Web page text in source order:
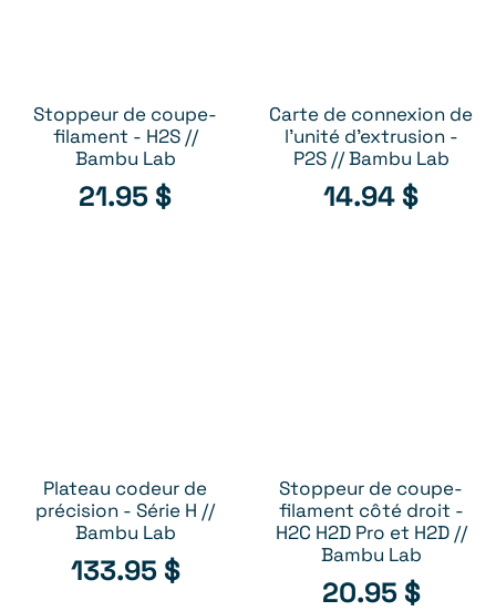
AJOUTER AU PANIER
Stoppeur de coupe-
filament - H2S //
Bambu Lab
21.95$
AJOUTER AU PANIER
Carte de connexion de
l'unité d'extrusion -
P2S // Bambu Lab
14.94$
AJOUTER AU PANIER
Plateau codeur de
précision - Série H //
Bambu Lab
133.95$
AJOUTER AU PANIER
Stoppeur de coupe-
filament côté droit -
H2C H2D Pro et H2D //
Bambu Lab
20.95$